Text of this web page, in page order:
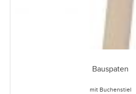
Bauspaten
mit Buchenstiel